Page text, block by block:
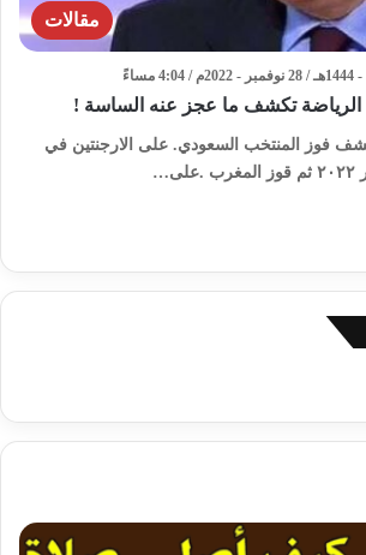
مقالات
الرياضة تكشف ما عجز عنه الساسة !
فوز المنتخب السعودي. على الارجنتين في